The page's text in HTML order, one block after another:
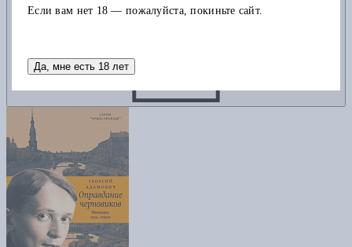
Если вам нет 18 — пожалуйста, покиньте сайт.
Да, мне есть 18 лет